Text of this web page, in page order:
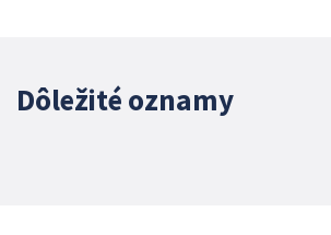
Dôležité oznamy